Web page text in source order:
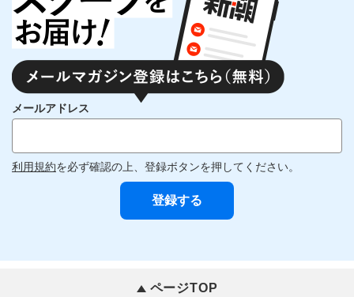
メールアドレス
利用規約を必ず確認の上、登録ボタンを押してください。
ページTOP